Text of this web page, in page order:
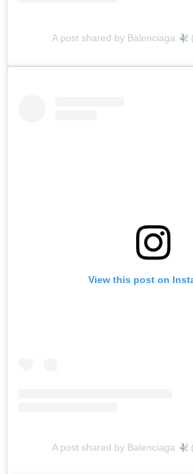
A post shared by Balenciaga
View this post on
A post shared by Balenciaga